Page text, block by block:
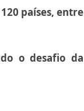
países, entre
o desafio da